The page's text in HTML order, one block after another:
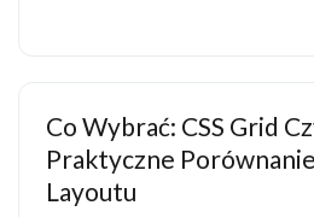
Co Wybrać: CSS Grid
Praktyczne
Layoutu